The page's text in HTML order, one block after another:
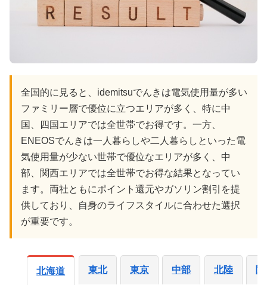
全国的に見ると、idemitsuでんきは電気使用量が多い
ファミリー層で優位に立つエリアが多く、特に中
国、四国エリアでは全世帯でお得です。一方、
ENEOSでんきは一人暮らしや二人暮らしといった電
気使用量が少ない世帯で優位なエリアが多く、中
部、関西エリアでは全世帯でお得な結果となってい
ます。両社ともにポイント還元やガソリン割引を提
供しており、自身のライフスタイルに合わせた選択
が重要です。
北海道 東北 東京 中部 北陸